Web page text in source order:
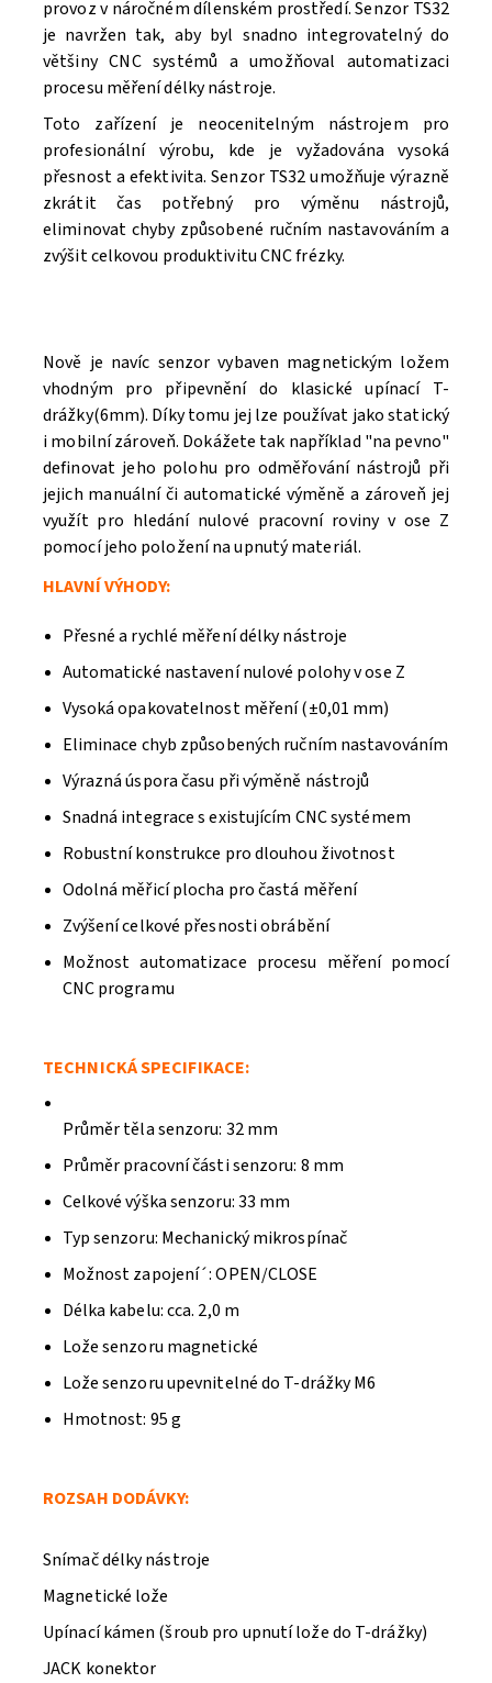
provoz v náročném dílenském prostředí. Senzor TS32
je navržen tak, aby byl snadno integrovatelný do
většiny CNC systémů a umožňoval automatizaci
procesu měření délky nástroje.
Toto zařízení je neocenitelným nástrojem pro
profesionální výrobu, kde je vyžadována vysoká
přesnost a efektivita. Senzor TS32 umožňuje výrazně
zkrátit čas potřebný pro výměnu nástrojů,
eliminovat chyby způsobené ručním nastavováním a
zvýšit celkovou produktivitu CNC frézky.
Nově je navíc senzor vybaven magnetickým ložem
vhodným pro připevnění do klasické upínací T-
drážky(6mm). Díky tomu jej lze používat jako statický
i mobilní zároveň. Dokážete tak například "na pevno"
definovat jeho polohu pro odměřování nástrojů při
jejich manuální či automatické výměně a zároveň jej
využít pro hledání nulové pracovní roviny v ose Z
pomocí jeho položení na upnutý materiál.
HLAVNÍ VÝHODY:
Přesné a rychlé měření délky nástroje
Automatické nastavení nulové polohy v ose Z
Vysoká opakovatelnost měření (±0,01 mm)
Eliminace chyb způsobených ručním nastavováním
Výrazná úspora času při výměně nástrojů
Snadná integrace s existujícím CNC systémem
Robustní konstrukce pro dlouhou životnost
Odolná měřicí plocha pro častá měření
Zvýšení celkové přesnosti obrábění
Možnost automatizace procesu měření pomocí
CNC programu
TECHNICKÁ SPECIFIKACE:
Průměr těla senzoru: 32 mm
Průměr pracovní části senzoru: 8 mm
Celkové výška senzoru: 33 mm
Typ senzoru: Mechanický mikrospínač
Možnost zapojení´: OPEN/CLOSE
Délka kabelu: cca. 2,0 m
Lože senzoru magnetické
Lože senzoru upevnitelné do T-drážky M6
Hmotnost: 95 g
ROZSAH DODÁVKY:
Snímač délky nástroje
Magnetické lože
Upínací kámen (šroub pro upnutí lože do T-drážky)
JACK konektor
Powered by chaterimo